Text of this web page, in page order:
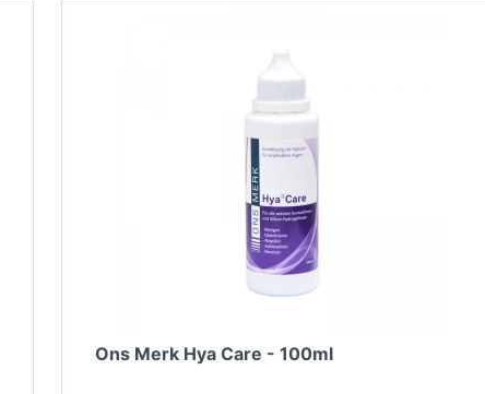
Ons Merk Hya Care - 100ml